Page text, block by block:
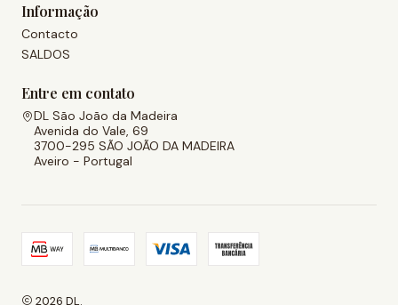
Informação
Contacto
SALDOS
Entre em contato
DL São João da Madeira
Avenida do Vale, 69
3700-295 SÃO JOÃO DA MADEIRA
Aveiro - Portugal
2026 DL.